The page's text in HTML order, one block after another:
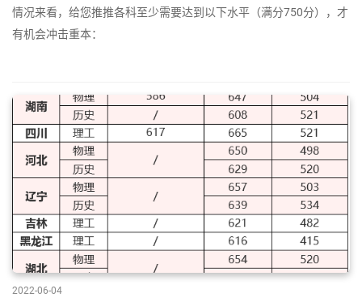
情况来看，给您推推各科至少需要达到以下水平（满分750分），才
有机会冲击重本：
2022-06-04